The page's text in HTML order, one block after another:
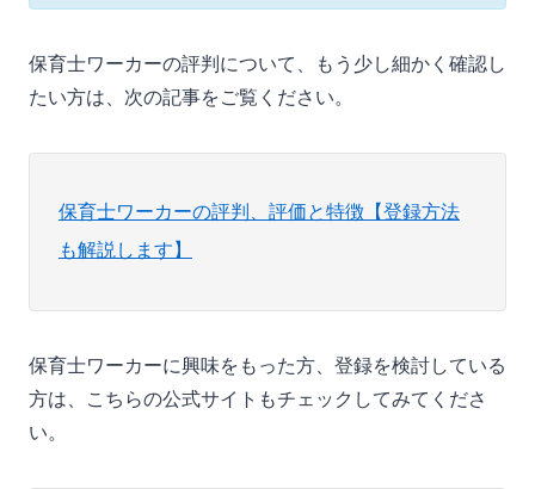
保育士ワーカーの評判について、もう少し細かく確認し
たい方は、次の記事をご覧ください。
保育士ワーカーの評判、評価と特徴【登録方法
も解説します】
保育士ワーカーに興味をもった方、登録を検討している
方は、こちらの公式サイトもチェックしてみてくださ
い。